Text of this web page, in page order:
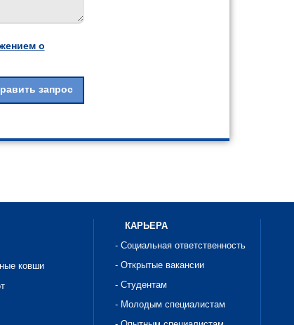
о
ковши
КАРЬЕРА
- Социальная ответственность
- Открытые вакансии
- Студентам
- Молодым специалистам